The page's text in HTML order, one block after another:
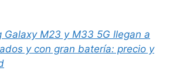
Galaxy M23 y M33 5G llegan a
y con gran batería: precio y